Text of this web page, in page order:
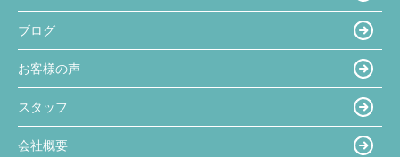
ブログ
お客様の声
スタッフ
会社概要